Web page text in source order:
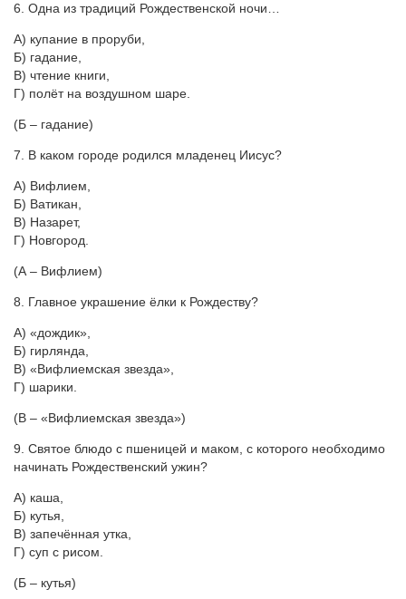
6. Одна из традиций Рождественской ночи…
А) купание в проруби,
Б) гадание,
В) чтение книги,
Г) полёт на воздушном шаре.
(Б – гадание)
7. В каком городе родился младенец Иисус?
А) Вифлием,
Б) Ватикан,
В) Назарет,
Г) Новгород.
(А – Вифлием)
8. Главное украшение ёлки к Рождеству?
А) «дождик»,
Б) гирлянда,
В) «Вифлиемская звезда»,
Г) шарики.
(В – «Вифлиемская звезда»)
9. Святое блюдо с пшеницей и маком, с которого необходимо
начинать Рождественский ужин?
А) каша,
Б) кутья,
В) запечённая утка,
Г) суп с рисом.
(Б – кутья)